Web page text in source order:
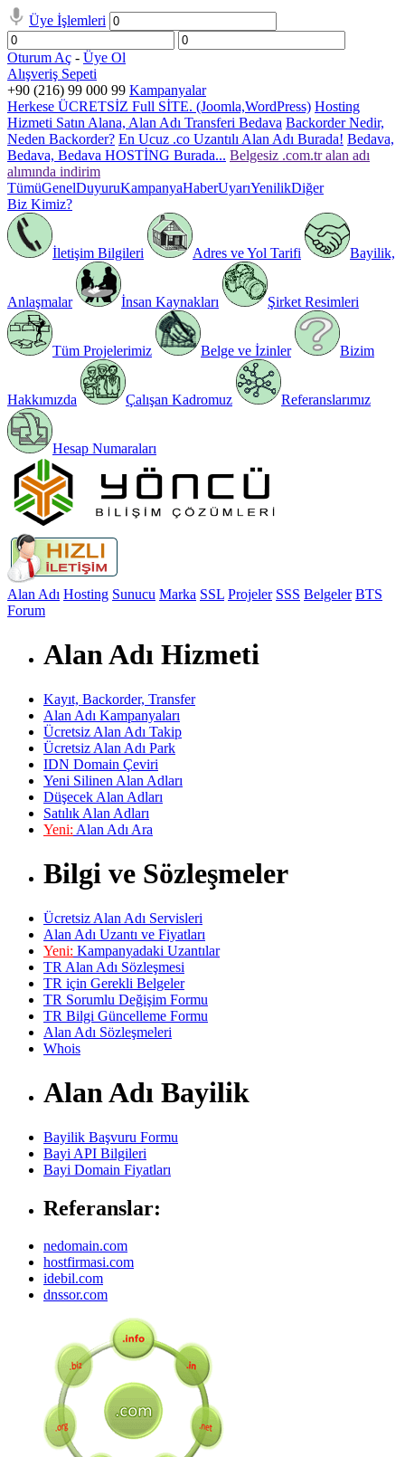
Üye İşlemleri
Oturum Aç - Üye Ol
Alışveriş Sepeti
+90 (216) 99 000 99 Kampanyalar
Herkese ÜCRETSİZ Full SİTE. (Joomla,WordPress) Hosting
Hizmeti Satın Alana, Alan Adı Transferi Bedava Backorder Nedir,
Neden Backorder? En Ucuz .co Uzantılı Alan Adı Burada! Bedava,
Bedava, Bedava HOSTİNG Burada... Belgesiz .com.tr alan adı
alımında indirim
TümüGenelDuyuruKampanyaHaberUyarıYenilikDiğer
Biz Kimiz?
İletişim Bilgileri Adres ve Yol Tarifi Bayilik,
Anlaşmalar İnsan Kaynakları Şirket Resimleri
Tüm Projelerimiz Belge ve İzinler Bizim
Hakkımızda Çalışan Kadromuz Referanslarımız
Hesap Numaraları
Alan Adı Hosting Sunucu Marka SSL Projeler SSS Belgeler BTS
Forum
Alan Adı Hizmeti
Kayıt, Backorder, Transfer
Alan Adı Kampanyaları
Ücretsiz Alan Adı Takip
Ücretsiz Alan Adı Park
IDN Domain Çeviri
Yeni Silinen Alan Adları
Düşecek Alan Adları
Satılık Alan Adları
Yeni: Alan Adı Ara
Bilgi ve Sözleşmeler
Ücretsiz Alan Adı Servisleri
Alan Adı Uzantı ve Fiyatları
Yeni: Kampanyadaki Uzantılar
TR Alan Adı Sözleşmesi
TR için Gerekli Belgeler
TR Sorumlu Değişim Formu
TR Bilgi Güncelleme Formu
Alan Adı Sözleşmeleri
Whois
Alan Adı Bayilik
Bayilik Başvuru Formu
Bayi API Bilgileri
Bayi Domain Fiyatları
Referanslar:
nedomain.com
hostfirmasi.com
idebil.com
dnssor.com